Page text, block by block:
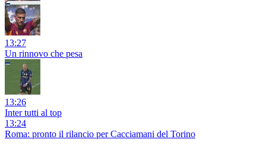
13:27
Un rinnovo che pesa
13:26
Inter tutti al top
13:24
Roma: pronto il rilancio per Cacciamani del Torino